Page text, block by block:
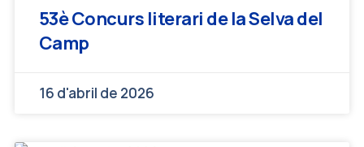
53è Concurs literari de la Selva del
Camp
16 d'abril de 2026